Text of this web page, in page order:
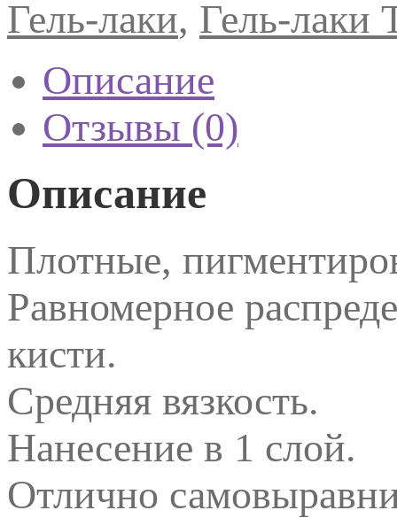
Гель-лаки, Гель-лаки
Описание
Отзывы (0)
Описание
Плотные,
Равномерное
кисти.
Средняя вязкость.
Нанесение в 1 слой.
Отлично